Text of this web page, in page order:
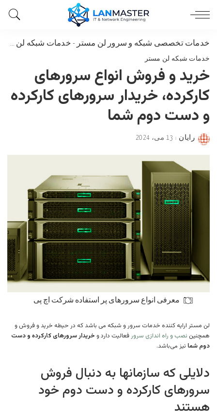
خدمات تخصصی شبکه و سرور لن مستر - خدمات شبکه لن مستر
خدمات شبکه لن مستر
خرید و فروش انواع سرورهای
کارکرده، خریدار سرورهای کارکرده
و دست دوم شما
Posted
رایان 13 می، 2024
معرفی انواع سرورهای پر استفاده شرکت اچ پی
لن مستر ارایه کننده خدمات سرور و شبکه می باشد که در حیطه خرید و فروش و
همچنین نصب و راه اندازی سرور فعالیت دارد‌ و خریدار سرورهای کارکرده و دست
دوم شما نیز می‌باشد.
دلایلی که سازمانها به دنبال فروش
سرورهای کارکرده و دست دوم خود
هستند